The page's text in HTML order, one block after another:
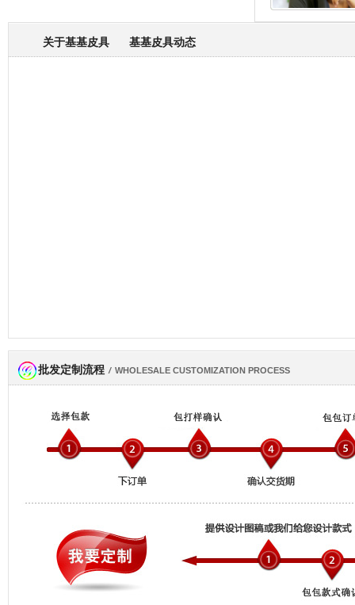
网商会会员
市商会会员单位
关于基基皮具 基基皮具动态
批发定制流程 / WHOLESALE CUSTOMIZATION PROCESS